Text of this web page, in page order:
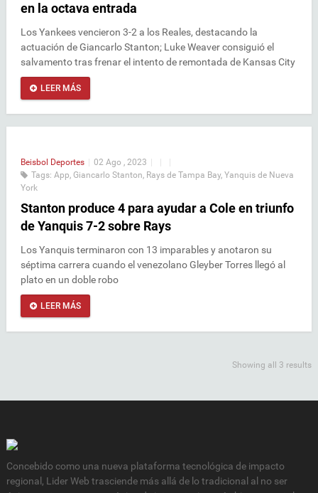
en la octava entrada
Los Yankees vencieron 3-2 a los Reales, destacando la
actuación de Giancarlo Stanton; Luke Weaver consiguió el
salvamento tras frenar el intento de remontada de Kansas City
LEER MÁS
Beisbol Deportes 02 Ago , 2023
Tags: App, Giancarlo Stanton, Rays de Tampa Bay, Yanquis de Nueva
York
Stanton produce 4 para ayudar a Cole en triunfo
de Yanquis 7-2 sobre Rays
Los Yanquis terminaron con 13 imparables y anotaron su
séptima carrera cuando el venezolano Gleyber Torres llegó al
plato en un doble robo
LEER MÁS
Showing all 3 results
Concebido como una nueva plataforma tecnológica de impacto
regional, Lider Web trasciende más allá de lo tradicional al no ser